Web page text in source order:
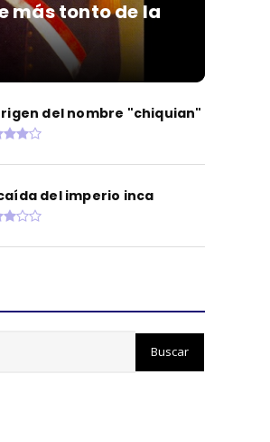
más tonto de la
del nombre "chiquian"
del imperio inca